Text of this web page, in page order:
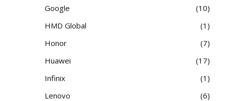
Google
10
HMD Global
1
Honor
7
Huawei
17
Infinix
1
Lenovo
6